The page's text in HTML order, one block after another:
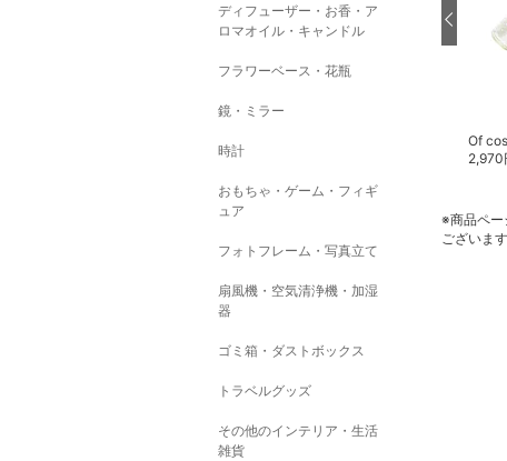
ディフューザー・お香・ア
ロマオイル・キャンドル
フラワーベース・花瓶
鏡・ミラー
時計
おもちゃ・ゲーム・フィギ
ュア
フォトフレーム・写真立て
扇風機・空気清浄機・加湿
器
ゴミ箱・ダストボックス
トラベルグッズ
その他のインテリア・生活
雑貨
Of
2,970
※商品ペー
ございま